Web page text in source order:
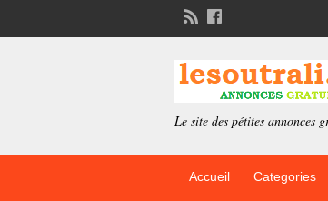
Le site des pétites annonces
Accueil Categories